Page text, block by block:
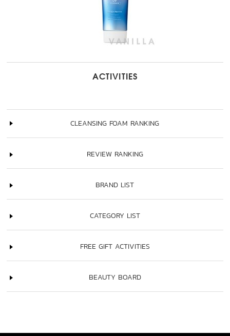
ACTIVITIES
CLEANSING FOAM RANKING
REVIEW RANKING
BRAND LIST
CATEGORY LIST
FREE GIFT ACTIVITIES
BEAUTY BOARD